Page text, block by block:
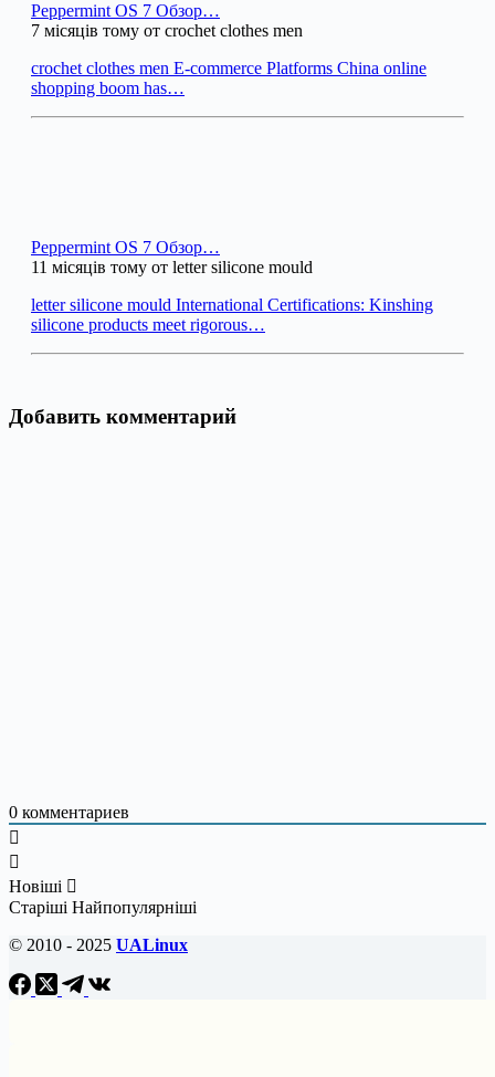
Peppermint OS 7 Обзор…
7 місяців тому от crochet clothes men
crochet clothes men E-commerce Platforms China online
shopping boom has…
Peppermint OS 7 Обзор…
11 місяців тому от letter silicone mould
letter silicone mould International Certifications: Kinshing
silicone products meet rigorous…
Добавить комментарий
0 комментариев
Новіші
Старіші Найпопулярніші
© 2010 - 2025 UALinux